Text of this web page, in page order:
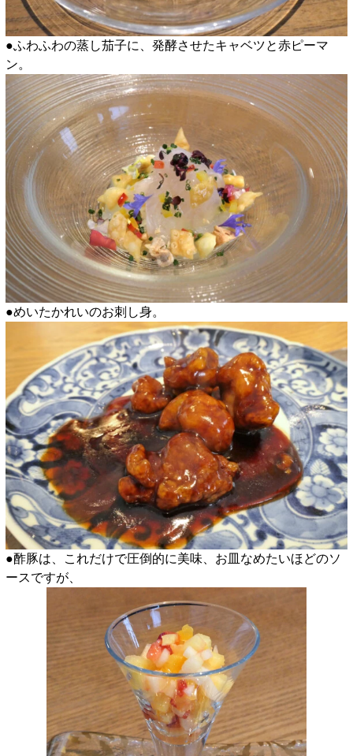
●ふわふわの蒸し茄子に、発酵させたキャベツと赤ピーマ
ン。
●めいたかれいのお刺し身。
●酢豚は、これだけで圧倒的に美味、お皿なめたいほどのソ
ースですが、